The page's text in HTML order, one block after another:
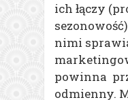
ich łączy
nimi
powinna
odmienny.